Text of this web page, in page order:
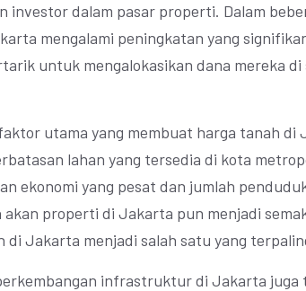
investor dalam pasar properti. Dalam
mengalami peningkatan yang
untuk mengalokasikan dana mereka
utama yang membuat harga tanah di
lahan yang tersedia di kota
ekonomi yang pesat dan jumlah
properti di Jakarta pun menjadi
di Jakarta menjadi salah satu yang
infrastruktur di Jakarta juga